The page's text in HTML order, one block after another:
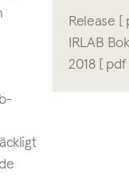
Release [
IRLAB
2018 [ pdf ]